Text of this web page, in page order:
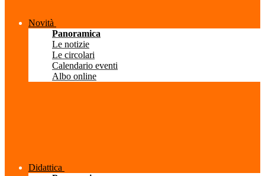
Novità
Panoramica
Le notizie
Le circolari
Calendario eventi
Albo online
Didattica